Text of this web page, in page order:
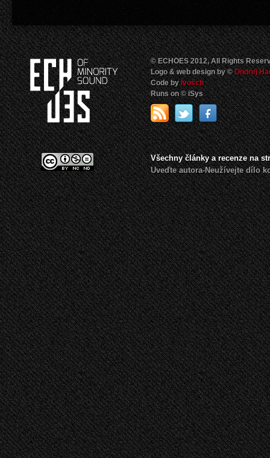
© ECHOES 2012, All Rights
Logo & web design by ©Ondrej
Code by Ivosch
Runs on © iSys
Všechny články a recenze na
Uveďte autora-Neužívejte dílo